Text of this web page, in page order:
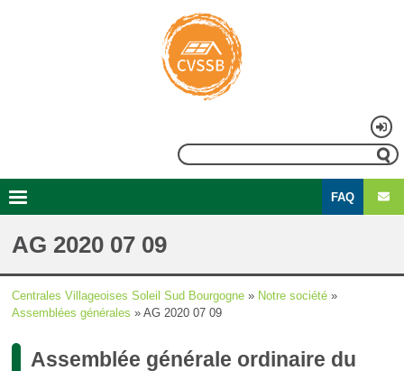
Rechercher
compte
de
Navigation
principale
FAQ
AG 2020 07 09
Fil
d'Ariane
Centrales Villageoises Soleil Sud Bourgogne
Notre société
Assemblées générales
AG 2020 07 09
Assemblée générale ordinaire du